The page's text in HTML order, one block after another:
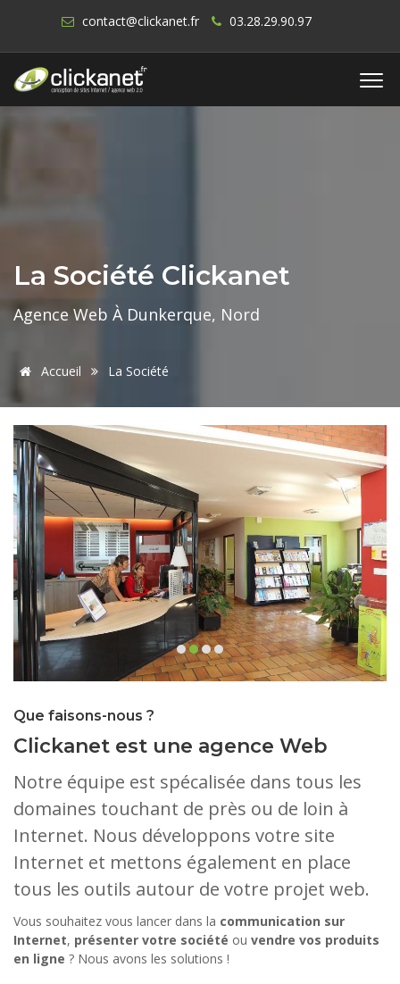
contact@clickanet.fr 03.28.29.90.97
La Société Clickanet
Agence Web À Dunkerque, Nord
Accueil La Société
Que faisons-nous ?
Clickanet est une agence Web
Notre équipe est spécalisée dans tous les
domaines touchant de près ou de loin à
Internet. Nous développons votre site
Internet et mettons également en place
tous les outils autour de votre projet web.
Vous souhaitez vous lancer dans la communication sur
Internet, présenter votre société ou vendre vos produits
en ligne ? Nous avons les solutions !